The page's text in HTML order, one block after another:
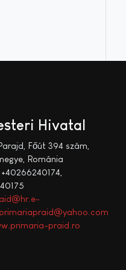
Hivatal
Főút 394 szám,
Románia
primariapraid@yahoo.com
praid.ro